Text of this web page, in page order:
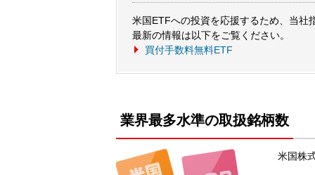
米国ETFへの投資を応援するため、当社
最新の情報は以下をご覧ください。
買付手数料無料ETF
業界最多水準の取扱銘柄数
米国株